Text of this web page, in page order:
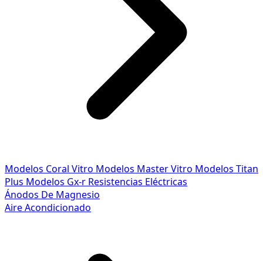
Modelos Coral Vitro Modelos Master Vitro Modelos Titan
Plus Modelos Gx-r Resistencias Eléctricas
Ánodos De Magnesio
Aire Acondicionado